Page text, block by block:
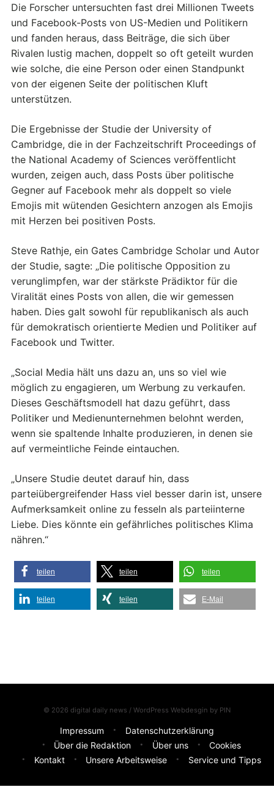
Die Forscher untersuchten fast drei Millionen Tweets
und Facebook-Posts von US-Medien und Politikern
und fanden heraus, dass Beiträge, die sich über
Rivalen lustig machen, doppelt so oft geteilt wurden
wie solche, die eine Person oder einen Standpunkt
von der eigenen Seite der politischen Kluft
unterstützen.
Die Ergebnisse der Studie der University of
Cambridge, die in der Fachzeitschrift Proceedings of
the National Academy of Sciences veröffentlicht
wurden, zeigen auch, dass Posts über politische
Gegner auf Facebook mehr als doppelt so viele
Emojis mit wütenden Gesichtern anzogen als Emojis
mit Herzen bei positiven Posts.
Steve Rathje, ein Gates Cambridge Scholar und Autor
der Studie, sagte: „Die politische Opposition zu
verunglimpfen, war der stärkste Prädiktor für die
Viralität eines Posts von allen, die wir gemessen
haben. Dies galt sowohl für republikanisch als auch
für demokratisch orientierte Medien und Politiker auf
Facebook und Twitter.
„Social Media hält uns dazu an, uns so viel wie
möglich zu engagieren, um Werbung zu verkaufen.
Dieses Geschäftsmodell hat dazu geführt, dass
Politiker und Medienunternehmen belohnt werden,
wenn sie spaltende Inhalte produzieren, in denen sie
auf vermeintliche Feinde eintauchen.
„Unsere Studie deutet darauf hin, dass
parteiübergreifender Hass viel besser darin ist, unsere
Aufmerksamkeit online zu fesseln als parteiinterne
Liebe. Dies könnte ein gefährliches politisches Klima
nähren.“
teilen teilen teilen
teilen teilen E-Mail
© 2026 digital daily news / WordPress Webdesgin by PIN
Impressum
Datenschutzerklärung
Über die Redaktion
Über uns
Cookies
Kontakt
Unsere Arbeitsweise Service und Tipps